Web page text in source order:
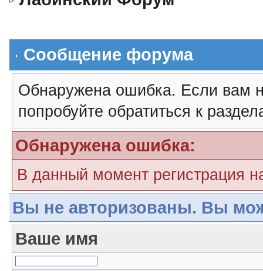
Сообщение форума
Обнаружена ошибка. Если вам
попробуйте обратиться к
Обнаружена ошибка:
В данный момент регистрация
Вы не авторизованы. Вы
Ваше имя